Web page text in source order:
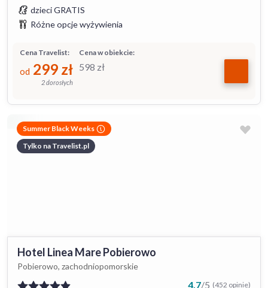
dzieci GRATIS
Różne opcje wyżywienia
Cena w obiekcie:
598 zł
Cena Travelist:
od 299 zł
2 dorosłych
Summer Black Weeks
Tylko na Travelist.pl
Hotel Linea Mare Pobierowo
Pobierowo, zachodniopomorskie
4.7/5 (452 opinie)